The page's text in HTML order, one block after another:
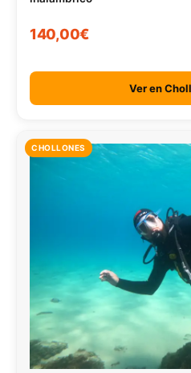
140,00€
Ver en
CHOLLONES